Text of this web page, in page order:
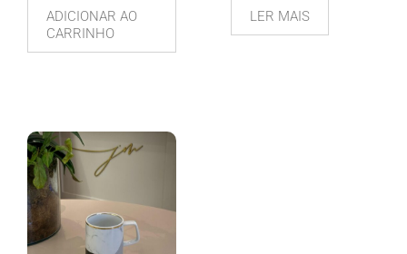
ADICIONAR AO
CARRINHO
LER MAIS